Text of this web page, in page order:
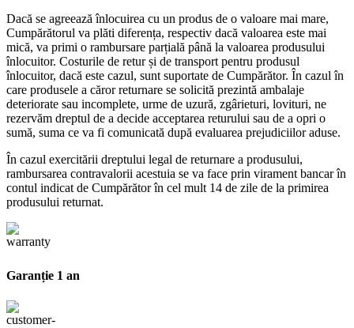
Dacă se agreează înlocuirea cu un produs de o valoare mai mare,
Cumpărătorul va plăti diferența, respectiv dacă valoarea este mai
mică, va primi o rambursare parțială până la valoarea produsului
înlocuitor. Costurile de retur și de transport pentru produsul
înlocuitor, dacă este cazul, sunt suportate de Cumpărător. În cazul în
care produsele a căror returnare se solicită prezintă ambalaje
deteriorate sau incomplete, urme de uzură, zgârieturi, lovituri, ne
rezervăm dreptul de a decide acceptarea returului sau de a opri o
sumă, suma ce va fi comunicată după evaluarea prejudiciilor aduse.
În cazul exercitării dreptului legal de returnare a produsului,
rambursarea contravalorii acestuia se va face prin virament bancar în
contul indicat de Cumpărător în cel mult 14 de zile de la primirea
produsului returnat.
Garanție 1 an